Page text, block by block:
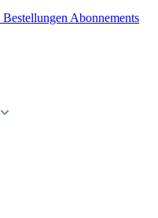
Bestellungen Abonnements